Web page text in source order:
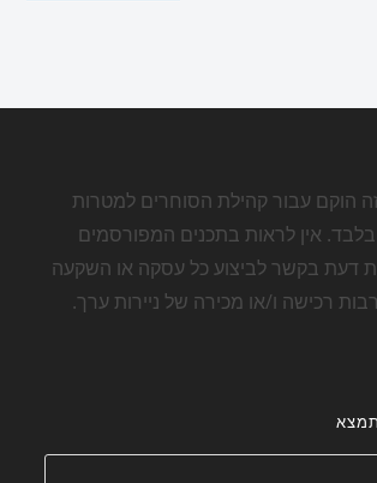
הוקם עבור קהילת הסוחרים למטרות
אין לראות בתכנים המפורסמים
דעת בקשר לביצוע כל עסקה או השקעה
רכישה ו/או מכירה של ניירות ערך.